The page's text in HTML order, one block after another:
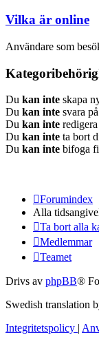
Vilka är online
Användare som
Du kan inte skapa
Du kan inte svara
Du kan inte
Du kan inte ta bort
Du kan inte bifoga
Forumindex
Alla
Ta bort alla
Medlemmar
Teamet
Drivs av phpBB®
Swedish translation
Integritetspolicy